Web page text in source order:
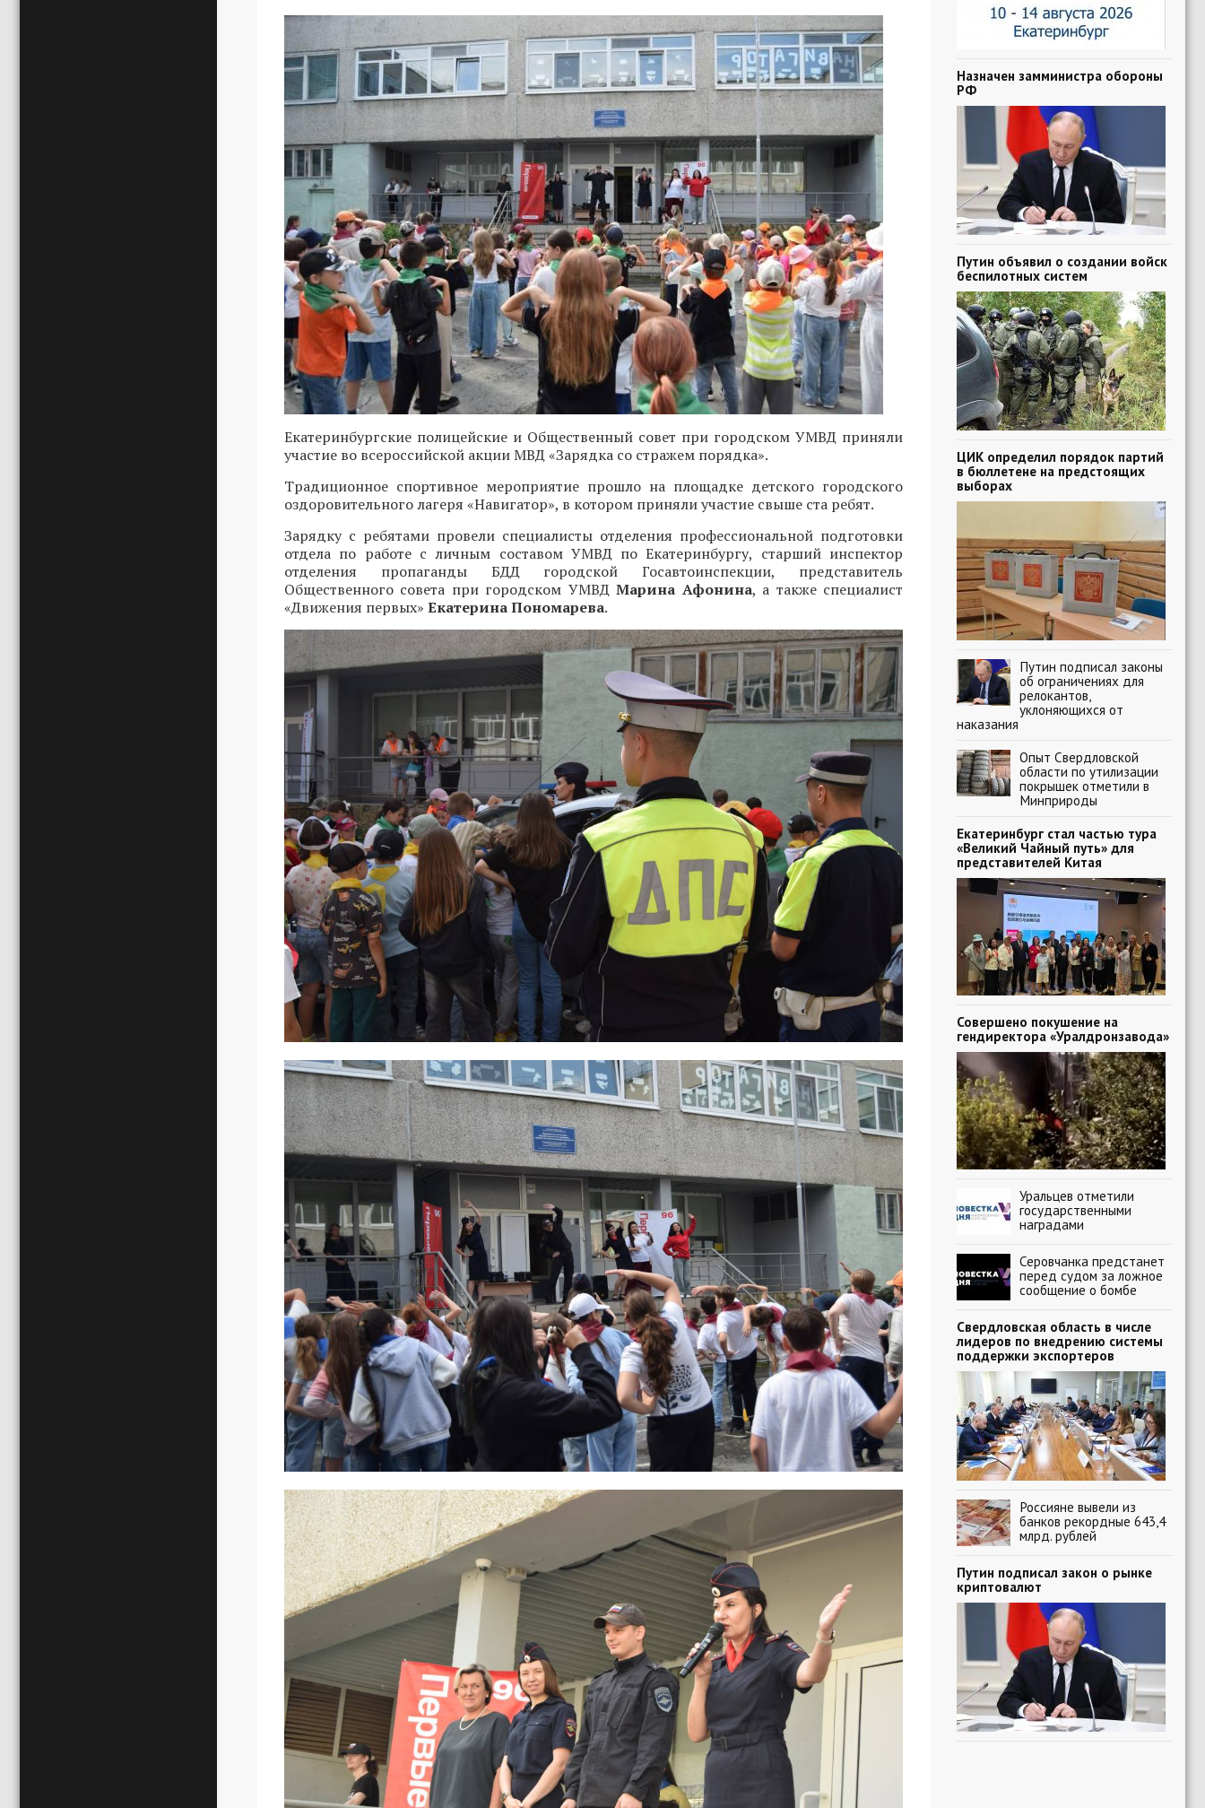
Екатеринбургские полицейские и Общественный совет при городском УМВД приняли
участие во всероссийской акции МВД «Зарядка со стражем порядка».
Традиционное спортивное мероприятие прошло на площадке детского городского
оздоровительного лагеря «Навигатор», в котором приняли участие свыше ста ребят.
Зарядку с ребятами провели специалисты отделения профессиональной подготовки
отдела по работе с личным составом УМВД по Екатеринбургу, старший инспектор
отделения пропаганды БДД городской Госавтоинспекции, представитель
Общественного совета при городском УМВДМарина Афонина, а также специалист
«Движения первых» Екатерина Пономарева.
Назначен замминистра обороны
РФ
Путин объявил о создании войск
беспилотных систем
ЦИК определил порядок партий
в бюллетене на предстоящих
выборах
Путин подписал законы
об ограничениях для
релокантов,
уклоняющихся от
наказания
Опыт Свердловской
области по утилизации
покрышек отметили в
Минприроды
Екатеринбург стал частью тура
«Великий Чайный путь» для
представителей Китая
Совершено покушение на
гендиректора «Уралдронзавода»
Уральцев отметили
государственными
наградами
Серовчанка предстанет
перед судом за ложное
сообщение о бомбе
Свердловская область в числе
лидеров по внедрению системы
поддержки экспортеров
Россияне вывели из
банков рекордные 643,4
млрд. рублей
Путин подписал закон о рынке
криптовалют